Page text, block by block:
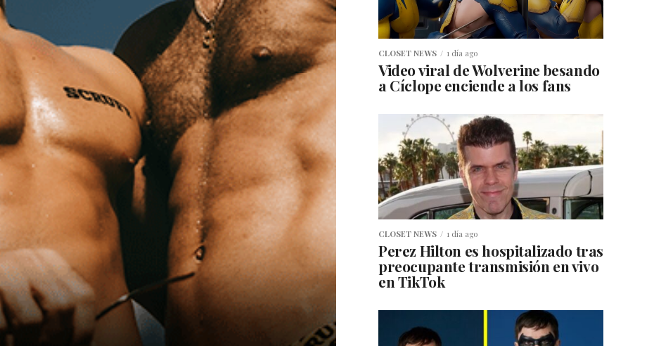
CLOSET NEWS 1 día ago
Video viral de Wolverine besando
a Cíclope enciende a los fans
CLOSET NEWS 1 día ago
Perez Hilton es hospitalizado tras
preocupante transmisión en vivo
en TikTok